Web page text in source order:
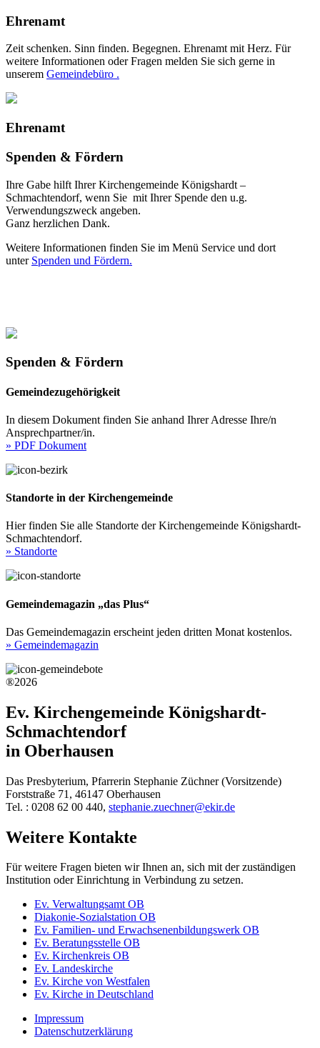
Ehrenamt
Zeit schenken. Sinn finden. Begegnen. Ehrenamt mit Herz. Für
weitere Informationen oder Fragen melden Sie sich gerne in
unserem Gemeindebüro .
Ehrenamt
Spenden & Fördern
Ihre Gabe hilft Ihrer Kirchengemeinde Königshardt –
Schmachtendorf, wenn Sie mit Ihrer Spende den u.g.
Verwendungszweck angeben.
Ganz herzlichen Dank.
Weitere Informationen finden Sie im Menü Service und dort
unter Spenden und Fördern.
Spenden & Fördern
Gemeindezugehörigkeit
In diesem Dokument finden Sie anhand Ihrer Adresse Ihre/n
Ansprechpartner/in.
» PDF Dokument
Standorte in der Kirchengemeinde
Hier finden Sie alle Standorte der Kirchengemeinde Königshardt-
Schmachtendorf.
» Standorte
Gemeindemagazin „das Plus“
Das Gemeindemagazin erscheint jeden dritten Monat kostenlos.
» Gemeindemagazin
®2026
Ev. Kirchengemeinde Königshardt-
Schmachtendorf
in Oberhausen
Das Presbyterium, Pfarrerin Stephanie Züchner (Vorsitzende)
Forststraße 71, 46147 Oberhausen
Tel. : 0208 62 00 440, stephanie.zuechner@ekir.de
Weitere Kontakte
Für weitere Fragen bieten wir Ihnen an, sich mit der zuständigen
Institution oder Einrichtung in Verbindung zu setzen.
Ev. Verwaltungsamt OB
Diakonie-Sozialstation OB
Ev. Familien- und Erwachsenenbildungswerk OB
Ev. Beratungsstelle OB
Ev. Kirchenkreis OB
Ev. Landeskirche
Ev. Kirche von Westfalen
Ev. Kirche in Deutschland
Impressum
Datenschutzerklärung